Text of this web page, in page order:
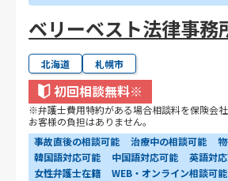
ベリーベスト法律事務
北海道 札幌市
初回相談無料※
※弁護士費用特約がある場合相談料を保険会社
お客様の負担はありません。
事故直後の相談可能
治療中の相談可能
韓国語対応可能
中国語対応可能
英語対
女性弁護士在籍
WEB・オンライン相談可能